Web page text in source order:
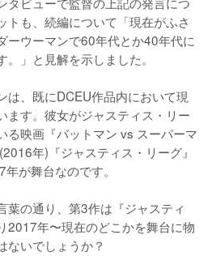
トも、続編について「現在がふさ
ーウーマンで60年代とか40年代に
」と見解を示しました。
は、既にDCEU作品内において現
ます。彼女がジャスティス・リー
る映画『バットマン vs スーパーマ
年)『ジャスティス・リーグ』
が舞台なのです。
葉の通り、第3作は『ジャスティ
2017年〜現在のどこかを舞台に物
ないでしょうか？